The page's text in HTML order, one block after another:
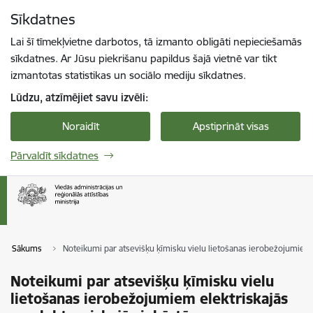
Sīkdatnes
Lai šī tīmekļvietne darbotos, tā izmanto obligāti nepieciešamās
sīkdatnes. Ar Jūsu piekrišanu papildus šajā vietnē var tikt
izmantotas statistikas un sociālo mediju sīkdatnes.
Lūdzu, atzīmējiet savu izvēli:
Noraidīt Apstiprināt visas
Pārvaldīt sīkdatnes
Sākums Noteikumi par atsevišķu ķīmisku vielu lietošanas
Noteikumi par atsevišķu ķīmisku vielu
lietošanas ierobežojumiem elektriskajās